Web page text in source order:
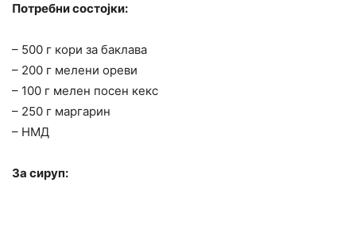
Потребни состојки:
– 500 г кори за баклава
– 200 г мелени ореви
– 100 г мелен посен кекс
– 250 г маргарин
– НМД
За сируп: